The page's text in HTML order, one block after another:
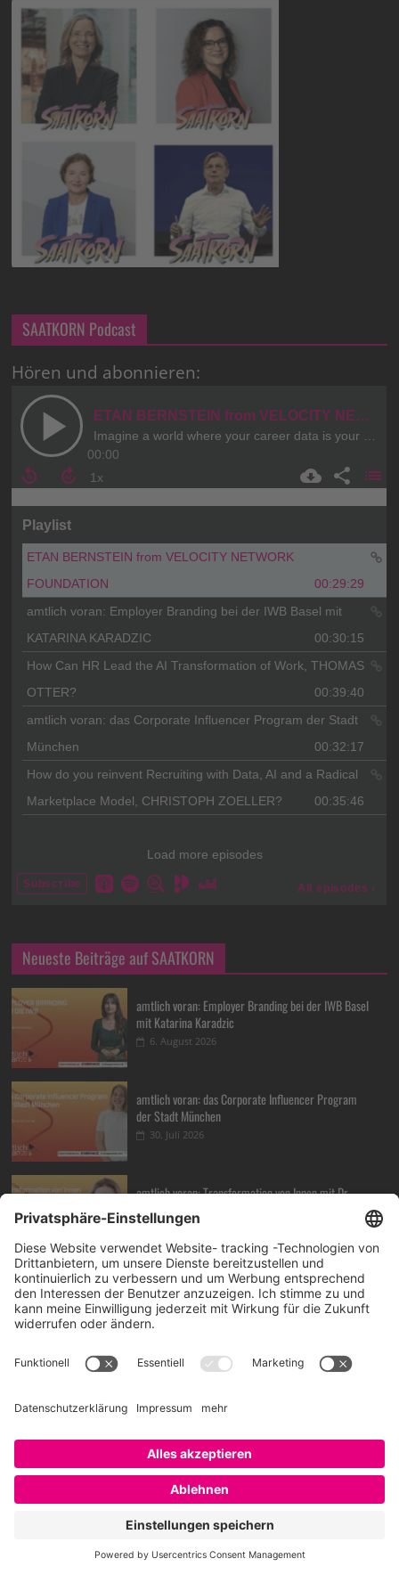
SAATKORN Podcast
Hören und abonnieren:
Neueste Beiträge auf SAATKORN
amtlich voran: Employer Branding bei der IWB Basel
mit Katarina Karadzic
6. August 2026
amtlich voran: das Corporate Influencer Program
der Stadt München
30. Juli 2026
amtlich voran: Transformation von Innen mit Dr.
DORIT BOSCH
23. Juli 2026
How can HR, AI, and Talent Intelligence drive real
business results, BOBBY BAJAJ?
17. Juli 2026